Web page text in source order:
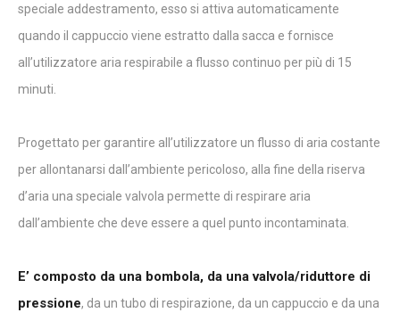
speciale addestramento, esso si attiva automaticamente
quando il cappuccio viene estratto dalla sacca e fornisce
all’utilizzatore aria respirabile a flusso continuo per più di 15
minuti.
Progettato per garantire all’utilizzatore un flusso di aria costante
per allontanarsi dall’ambiente pericoloso, alla fine della riserva
d’aria una speciale valvola permette di respirare aria
dall’ambiente che deve essere a quel punto incontaminata.
E’ composto da una bombola, da una valvola/riduttore di
pressione, da un tubo di respirazione, da un cappuccio e da una